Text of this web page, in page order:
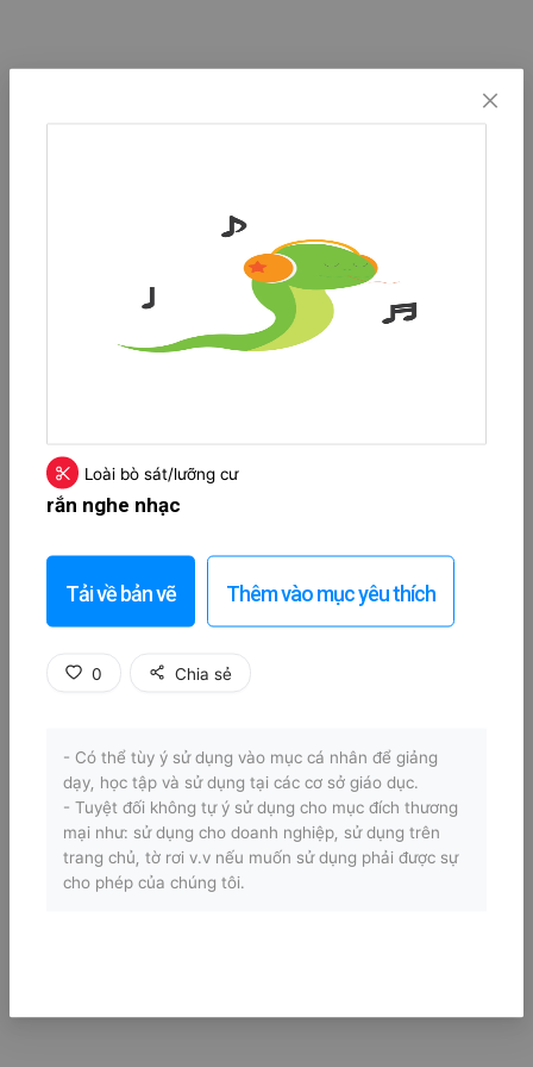
Loài bò sát/lưỡng cư
rắn nghe nhạc
Tải về bản vẽ Thêm vào mục yêu thích
0 Chia sẻ
- Có thể tùy ý sử dụng vào mục cá nhân để giảng
dạy, học tập và sử dụng tại các cơ sở giáo dục.
- Tuyệt đối không tự ý sử dụng cho mục đích thương
mại như: sử dụng cho doanh nghiệp, sử dụng trên
trang chủ, tờ rơi v.v nếu muốn sử dụng phải được sự
cho phép của chúng tôi.